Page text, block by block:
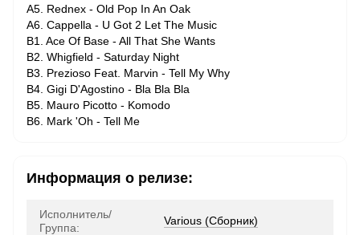
A5. Rednex - Old Pop In An Oak
A6. Cappella - U Got 2 Let The Music
B1. Ace Of Base - All That She Wants
B2. Whigfield - Saturday Night
B3. Prezioso Feat. Marvin - Tell My Why
B4. Gigi D'Agostino - Bla Bla Bla
B5. Mauro Picotto - Komodo
B6. Mark 'Oh - Tell Me
Информация о релизе:
Исполнитель/
Группа:
Various (Сборник)